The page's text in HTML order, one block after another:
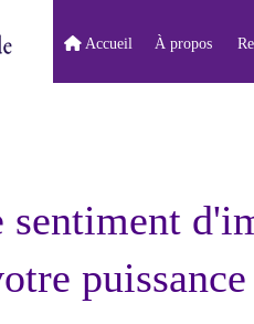
Accueil À propos
sentiment